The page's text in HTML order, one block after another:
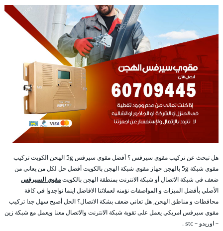
هل تبحث عن تركيب مقوي سيرفس ؟ أفضل مقوي سيرفس 5g الهجن الكويت تركيب
مقوي شبكة 5g بالهجن جهاز مقوي شبكة الهجن بالكويت أفضل حل لكل من يعاني من
ضعف في شبكة الاتصال أو شبكة الانترنت بمنطقة الهجن بالكويتمقوي السيرفس
الأصلي بأفضل الميزات و المواصفات نؤمنه لعملائنا الافاضل اينما تواجدوا في كافة
محافظات و مناطق الهجن, هل تعاني ضعف بشكة الاتصال؟ الحل أصبح سهل جدا تركيب
مقوي سيرفس امريكي يعمل على تقوية شبكة الانترنت والاتصال معنا ويعمل مع شبكة زين
– اوريدو – stc .